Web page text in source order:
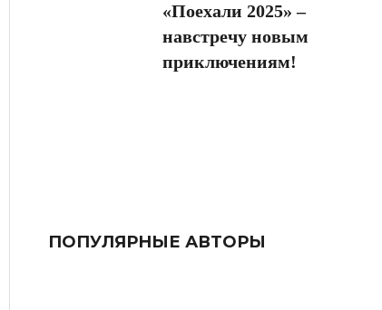
«Поехали 2025» –
навстречу новым
приключениям!
ПОПУЛЯРНЫЕ АВТОРЫ